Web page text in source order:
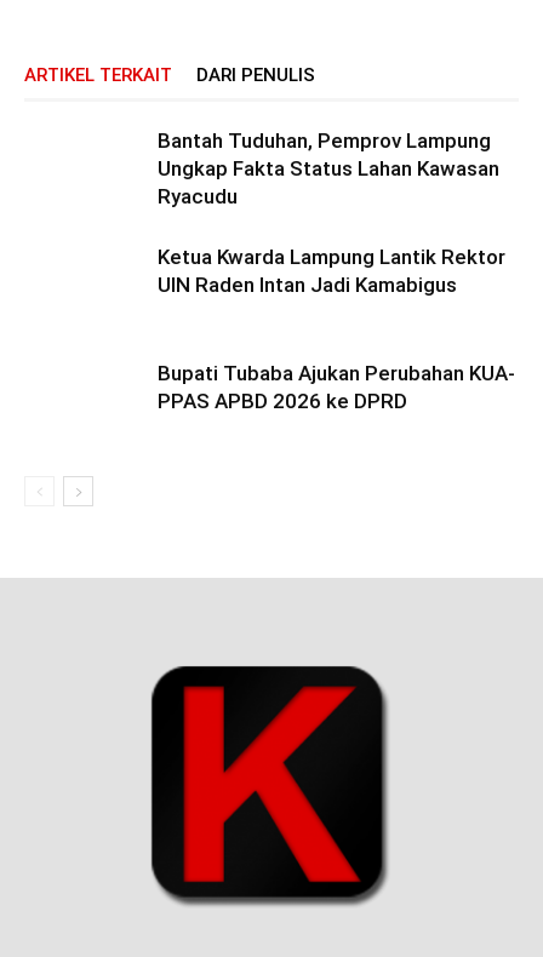
ARTIKEL TERKAIT DARI PENULIS
Bantah Tuduhan, Pemprov Lampung
Ungkap Fakta Status Lahan Kawasan
Ryacudu
Ketua Kwarda Lampung Lantik Rektor
UIN Raden Intan Jadi Kamabigus
Bupati Tubaba Ajukan Perubahan KUA-
PPAS APBD 2026 ke DPRD